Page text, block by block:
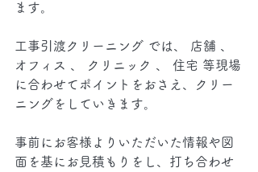
ます。
工事引渡クリーニング では、 店舗 、
オフィス 、 クリニック 、 住宅 等現場
に合わせてポイントをおさえ、クリー
ニングをしていきます。
事前にお客様よりいただいた情報や図
面を基にお見積もりをし、打ち合わせ